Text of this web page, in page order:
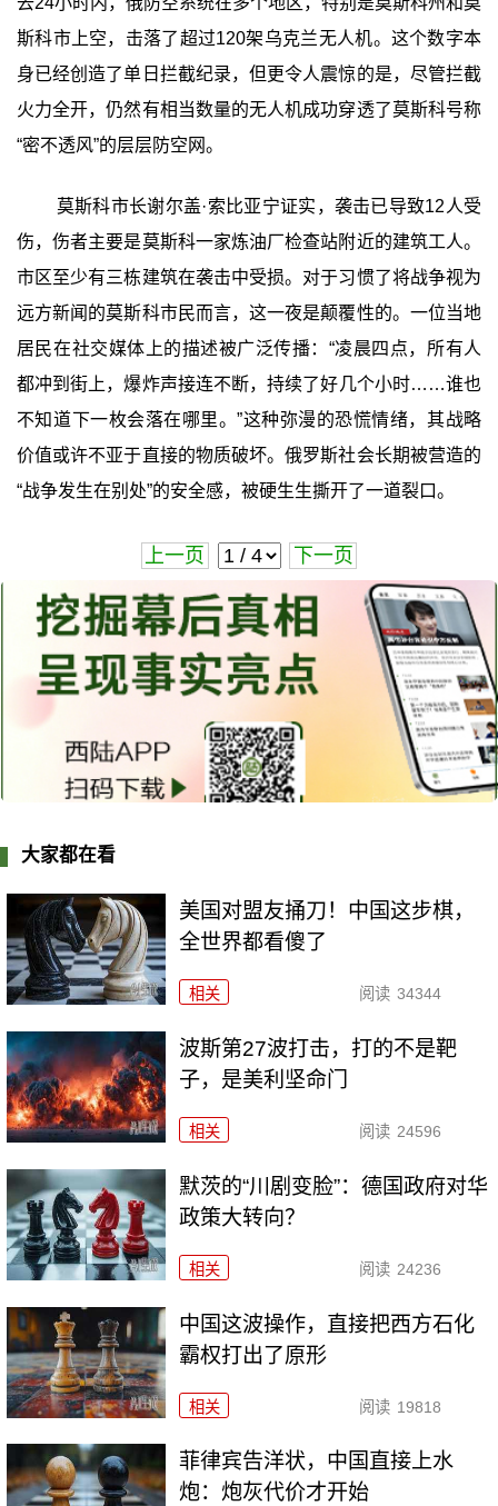
斯科市上空，击落了超过120架乌克兰无人机。这个数字本
身已经创造了单日拦截纪录，但更令人震惊的是，尽管拦截
火力全开，仍然有相当数量的无人机成功穿透了莫斯科号称
“密不透风”的层层防空网。
莫斯科市长谢尔盖·索比亚宁证实，袭击已导致12人受
伤，伤者主要是莫斯科一家炼油厂检查站附近的建筑工人。
市区至少有三栋建筑在袭击中受损。对于习惯了将战争视为
远方新闻的莫斯科市民而言，这一夜是颠覆性的。一位当地
居民在社交媒体上的描述被广泛传播：“凌晨四点，所有人
都冲到街上，爆炸声接连不断，持续了好几个小时……谁也
不知道下一枚会落在哪里。”这种弥漫的恐慌情绪，其战略
价值或许不亚于直接的物质破坏。俄罗斯社会长期被营造的
“战争发生在别处”的安全感，被硬生生撕开了一道裂口。
上一页 下一页
大家都在看
美国对盟友捅刀！中国这步棋，
全世界都看傻了
相关 阅读 34344
波斯第27波打击，打的不是靶
子，是美利坚命门
相关 阅读 24596
默茨的“川剧变脸”：德国政府对华
政策大转向？
相关 阅读 24236
中国这波操作，直接把西方石化
霸权打出了原形
相关 阅读 19818
菲律宾告洋状，中国直接上水
炮：炮灰代价才开始